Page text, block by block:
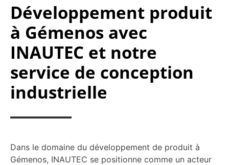
Développement produit
à Gémenos avec
INAUTEC et notre
service de conception
industrielle
Dans le domaine du développement de produit à
Gémenos, INAUTEC se positionne comme un acteur